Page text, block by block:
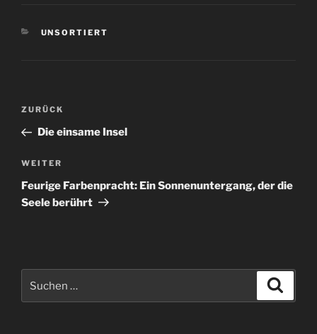
KATEGORIEN
UNSORTIERT
Beitragsnavigation
Vorheriger
Beitrag
ZURÜCK
Die einsame Insel
Nächster
Beitrag
WEITER
Feurige Farbenpracht: Ein Sonnenuntergang, der die
Seele berührt